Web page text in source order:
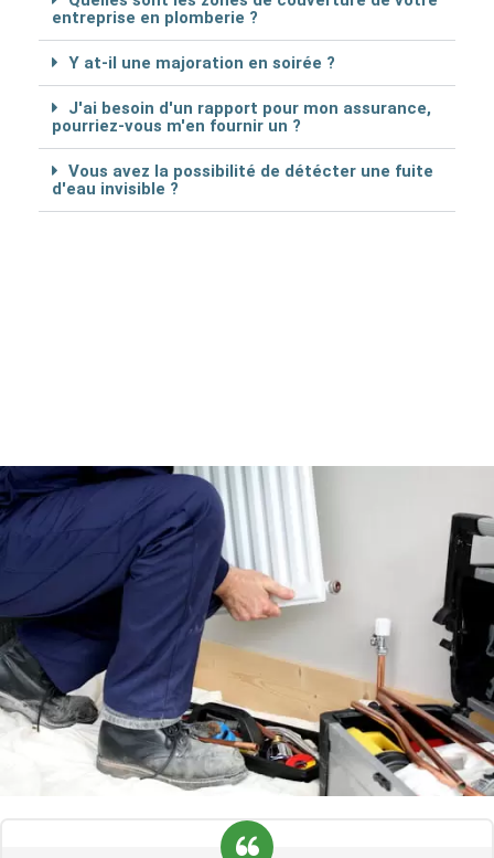
entreprise en plomberie ?
Y at-il une majoration en soirée ?
J'ai besoin d'un rapport pour mon assurance,
pourriez-vous m'en fournir un ?
Vous avez la possibilité de détécter une fuite
d'eau invisible ?